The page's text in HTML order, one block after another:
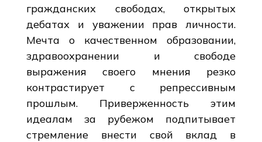
гражданских свободах, открытых
дебатах и уважении прав личности.
Мечта о качественном образовании,
здравоохранении и свободе
выражения своего мнения резко
контрастирует с репрессивным
прошлым. Приверженность этим
идеалам за рубежом подпитывает
стремление внести свой вклад в